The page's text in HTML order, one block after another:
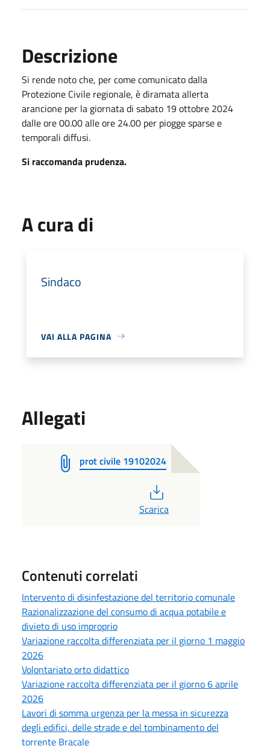
Descrizione
Si rende noto che, per come comunicato dalla
Protezione Civile regionale, è diramata allerta
arancione per la giornata di sabato 19 ottobre 2024
dalle ore 00.00 alle ore 24.00 per piogge sparse e
temporali diffusi.
Si raccomanda prudenza.
A cura di
Sindaco
VAI ALLA PAGINA
Allegati
prot civile 19102024
Scarica
Contenuti correlati
Intervento di disinfestazione del territorio comunale
Razionalizzazione del consumo di acqua potabile e
divieto di uso improprio
Variazione raccolta differenziata per il giorno 1 maggio
2026
Volontariato orto didattico
Variazione raccolta differenziata per il giorno 6 aprile
2026
Lavori di somma urgenza per la messa in sicurezza
degli edifici, delle strade e del tombinamento del
torrente Bracale